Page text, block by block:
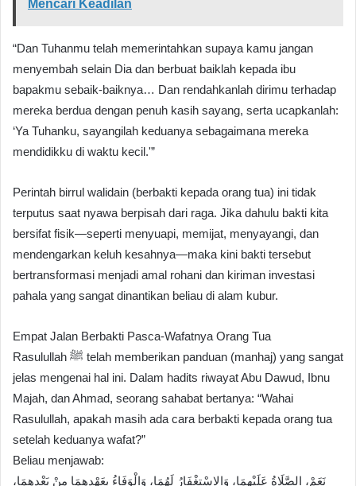
Mencari Keadilan
“Dan Tuhanmu telah memerintahkan supaya kamu jangan
menyembah selain Dia dan berbuat baiklah kepada ibu
bapakmu sebaik-baiknya… Dan rendahkanlah dirimu terhadap
mereka berdua dengan penuh kasih sayang, serta ucapkanlah:
‘Ya Tuhanku, sayangilah keduanya sebagaimana mereka
mendidikku di waktu kecil.'”
Perintah birrul walidain (berbakti kepada orang tua) ini tidak
terputus saat nyawa berpisah dari raga. Jika dahulu bakti kita
bersifat fisik—seperti menyuapi, memijat, menyayangi, dan
mendengarkan keluh kesahnya—maka kini bakti tersebut
bertransformasi menjadi amal rohani dan kiriman investasi
pahala yang sangat dinantikan beliau di alam kubur.
Empat Jalan Berbakti Pasca-Wafatnya Orang Tua
Rasulullah ﷺ telah memberikan panduan (manhaj) yang sangat
jelas mengenai hal ini. Dalam hadits riwayat Abu Dawud, Ibnu
Majah, dan Ahmad, seorang sahabat bertanya: “Wahai
Rasulullah, apakah masih ada cara berbakti kepada orang tua
setelah keduanya wafat?”
Beliau menjawab:
نَعَمْ، الصَّلَاةُ عَلَيْهِمَا، وَالاسْتِغْفَارُ لَهُمَا، وَالْوَفَاءُ بِعَهْدِهِمَا مِنْ بَعْدِهِمَا،